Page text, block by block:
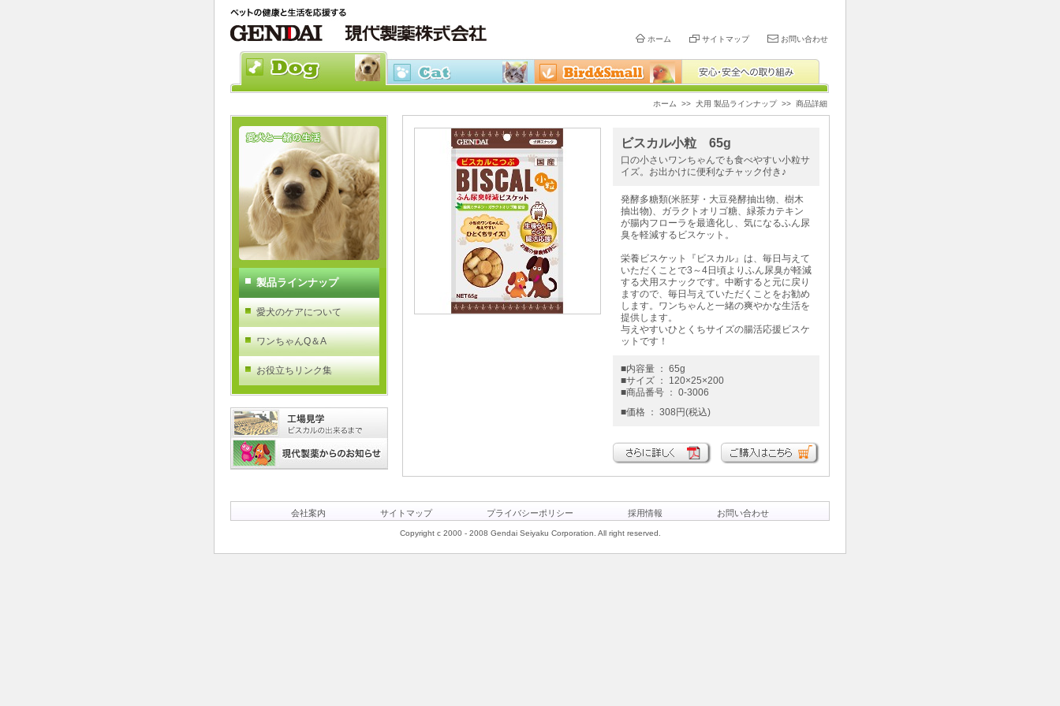
ホーム サイトマップ お問い合わせ
ホーム >> 犬用 製品ラインナップ>> 商品詳細
製品ラインナップ
愛犬のケアについて
ワンちゃんQ＆A
お役立ちリンク集
ビスカル小粒 65g
口の小さいワンちゃんでも食べやすい小粒サ
イズ。お出かけに便利なチャック付き♪
発酵多糖類(米胚芽・大豆発酵抽出物、樹木
抽出物)、ガラクトオリゴ糖、緑茶カテキン
が腸内フローラを最適化し、気になるふん尿
臭を軽減するビスケット。
栄養ビスケット『ビスカル』は、毎日与えて
いただくことで3～4日頃よりふん尿臭が軽減
する犬用スナックです。中断すると元に戻り
ますので、毎日与えていただくことをお勧め
します。ワンちゃんと一緒の爽やかな生活を
提供します。
与えやすいひとくちサイズの腸活応援ビスケ
ットです！
■内容量 ： 65g
■サイズ ： 120×25×200
■商品番号 ： 0-3006
■価格 ： 308円(税込)
会社案内 サイトマップ プライバシーポリシー 採用情報 お問い合わせ
Copyright c 2000 - 2008 Gendai Seiyaku Corporation. All right reserved.